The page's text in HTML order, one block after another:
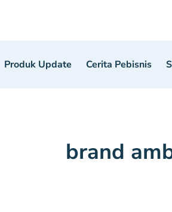
Produk Update Cerita Pebisnis
brand